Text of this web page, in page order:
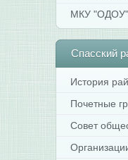
МКУ "ОДОУ"
Спасский
История
Почетные
Совет